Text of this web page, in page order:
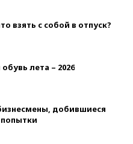
взять с собой в отпуск?
лета – 2026
добившиеся
попытки